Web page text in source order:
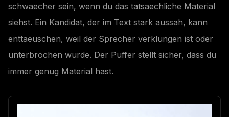
schwaecher sein, wenn du das tatsaechliche Material
siehst. Ein Kandidat, der im Text stark aussah, kann
enttaeuschen, weil der Sprecher verklungen ist oder
unterbrochen wurde. Der Puffer stellt sicher, dass du
immer genug Material hast.